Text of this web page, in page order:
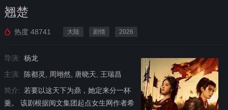
翘楚
热度 48741 大陆 剧情 2026
导演: 杨龙
主演: 陈都灵, 周翊然, 唐晓天, 王瑞昌
简介: 若要以这天下为鼎，她定来分一杯
羹。 该剧根据阅文集团起点女生网作者希